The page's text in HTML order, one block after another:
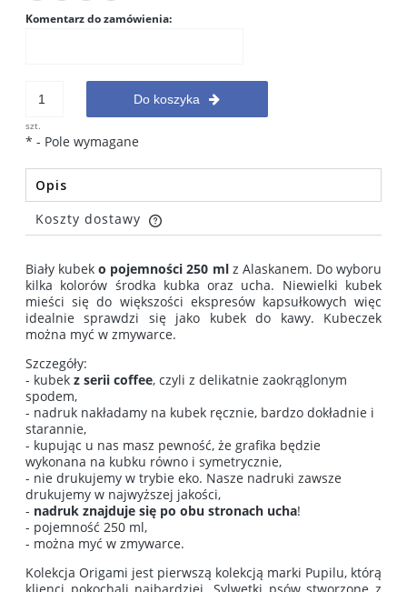
Komentarz do zamówienia:
szt.
Do koszyka
* - Pole wymagane
Opis
Koszty dostawy
Cena nie zawiera ewentualnych kosztów płatności
Biały kubeko pojemności 250 mlz Alaskanem. Do wyboru
kilka kolorów środka kubka oraz ucha. Niewielki kubek
mieści się do większości ekspresów kapsułkowych więc
idealnie sprawdzi się jako kubek do kawy. Kubeczek
można myć w zmywarce.
Szczegóły:
- kubek z serii coffee, czyli z delikatnie zaokrąglonym
spodem,
- nadruk nakładamy na kubek ręcznie, bardzo dokładnie i
starannie,
- kupując u nas masz pewność, że grafika będzie
wykonana na kubku równo i symetrycznie,
- nie drukujemy w trybie eko. Nasze nadruki zawsze
drukujemy w najwyższej jakości,
- nadruk znajduje się po obu stronach ucha!
- pojemność 250 ml,
- można myć w zmywarce.
Kolekcja Origami jest pierwszą kolekcją marki Pupilu, którą